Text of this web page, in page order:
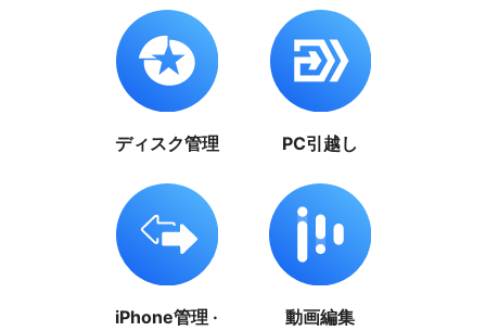
ディスク管理 PC引越し
iPhone管理 ·
動画編集